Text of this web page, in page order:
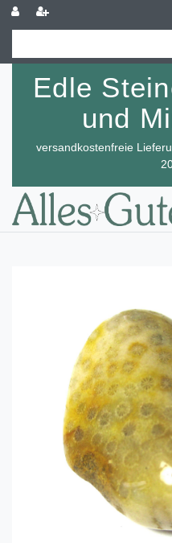
Edle
und
versandkostenfreie